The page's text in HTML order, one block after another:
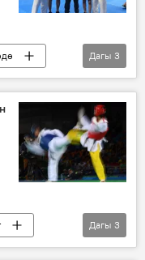
Дагы 3
Дагы 3